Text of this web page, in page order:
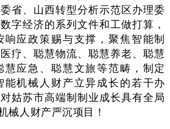
省、山西转型分析示范区办理委
字经济的系列文件和工做打算，
应政策赐与支撑，聚焦智能制
疗、聪慧物流、聪慧养老、聪慧
应急、聪慧文旅等范畴，制定
能机械人财产立异成长的若干办
姑苏市高端制制业成长具有全局
械人财产严沉项目！